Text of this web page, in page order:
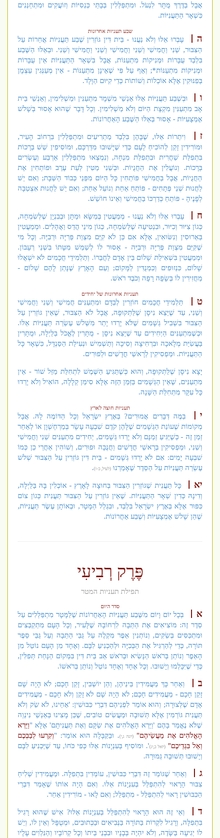
אֲבָל בַּדֶּרֶךְ מֻתָּר לִנְעֹל. וּמִתְפַּלְּלִין בְּבָתֵּי כְּנֵסִיּוֹת וְזוֹעֲקִים וּמִתְחַנְּנִים
כִּשְׁאָר הַתַּעֲנִיּוֹת.
שבע תעניות אחרונות
ה
עָבְרוּ אֵלּוּ וְלֹא נַעֲנוּ - בֵּית דִּין גּוֹזְרִין שֶׁבַע תַּעֲנִיּוֹת אֲחֵרוֹת עַל
הַצִּבּוּר, שֵׁנִי וַחֲמִישִׁי וְשֵׁנִי וַחֲמִישִׁי וְשֵׁנִי וַחֲמִישִׁי וְשֵׁנִי. וּבְאֵלּוּ הַשֶּׁבַע
בִּלְבַד עֻבָּרוֹת וּמְנִיקוֹת מִתְעַנּוֹת, אֲבָל בִּשְׁאָר הַתַּעֲנִיּוֹת אֵין עֻבָּרוֹת
וּמְנִיקוֹת מִתְעַנּוֹת*; וְאַף עַל פִּי שֶׁאֵינָן מִתְעַנּוֹת - אֵין מְעַנְּגִין עַצְמָן
בְּפִנּוּקִין אֶלָּא אוֹכְלוֹת וְשׁוֹתוֹת כְּדֵי קִיּוּם הַוָּלָד.
ו
וּבְשֶׁבַע תַּעֲנִיּוֹת אֵלּוּ אַנְשֵׁי מִשְׁמָר מִתְעַנִּין וּמַשְׁלִימִין, וְאַנְשֵׁי בֵּית
אָב מִתְעַנִּין מִקְצָת הַיּוֹם וְלֹא מַשְׁלִימִין. וְכָל דָּבָר שֶׁהוּא אָסוּר בְּשָׁלשׁ
אֶמְצָעִיּוֹת - אָסוּר בְּאֵלּוּ הַשֶּׁבַע הָאַחֲרוֹנוֹת.
ז
וִיתֵרוֹת אֵלּוּ, שֶׁבָּהֶן בִּלְבַד מַתְרִיעִים וּמִתְפַּלְּלִין בִּרְחוֹב הָעִיר,
וּמוֹרִידִין זָקֵן לְהוֹכִיחַ לָעָם כְּדֵי שֶׁיָּשׁוּבוּ מִדַּרְכָּם, וּמוֹסִיפִין שֵׁשׁ בְּרָכוֹת
בִּתְפִלַּת שַׁחֲרִית וּבִתְפִלַּת מִנְחָה, וְנִמְצְאוּ מִתְפַּלְּלִין אַרְבַּע וְעֶשְׂרִים
בְּרָכוֹת. וְנוֹעֲלִין אֶת הַחֲנֻיוֹת. וּבְשֵׁנִי מַטִּין לְעֵת עֶרֶב וּפוֹתְחִין אֶת
הַחֲנֻיוֹת, אֲבָל בַּחֲמִישִׁי פּוֹתְחִין כָּל הַיּוֹם מִפְּנֵי כְּבוֹד הַשַּׁבָּת; וְאִם יֵשׁ
לַחֲנוּת שְׁנֵי פְּתָחִים - פּוֹתֵחַ אַחַת וְנוֹעֵל אַחַת; וְאִם יֵשׁ לַחֲנוּת אִצְטַבָּה
לְפָנֶיהָ - פּוֹתֵחַ כְּדַרְכּוֹ בַּחֲמִישִׁי וְאֵינוֹ חוֹשֵׁשׁ.
ח
עָבְרוּ אֵלּוּ וְלֹא נַעֲנוּ - מְמַעֲטִין בְּמַשָּׂא וּמַתָּן וּבְבִנְיָן שֶׁלְּשִׂמְחָה,
כְּגוֹן צִיּוּר וְכִיּוּר, וּבִנְטִיעָה שֶׁלְּשִׂמְחָה, כְּגוֹן מִינֵי הֲדַס וַאֲהָלִים. וּמְמַעֲטִין
בְּאֵרוּסִין וְנִשּׂוּאִין, אֶלָּא אִם כֵּן לֹא קִיֵּם מִצְוַת פְּרִיָּה וּרְבִיָּה. וְכָל מִי
שֶׁקִּיֵּם מִצְוַת פְּרִיָּה וּרְבִיָּה - אָסוּר לוֹ לְשַׁמֵּשׁ מִטָּתוֹ בִּשְׁנֵי רְעָבוֹן.
וּמְמַעֲטִין בִּשְׁאִילַת שָׁלוֹם בֵּין אָדָם לַחֲבֵרוֹ. וְתַלְמִידֵי חֲכָמִים לֹא יִשְׁאֲלוּ
שָׁלוֹם, כִּנְזוּפִים וְכִמְנֻדִּין לַמָּקוֹם; וְעַם הָאָרֶץ שֶׁנָּתַן לָהֶם שָׁלוֹם -
מַחֲזִירִין לוֹ בְּשָׂפָה רָפָה וְכֹבֶד רֹאשׁ.
תעניות אחרונות של יחידים
ט
תַּלְמִידֵי חֲכָמִים חוֹזְרִין לְבַדָּם וּמִתְעַנִּים חֲמִישִׁי וְשֵׁנִי וַחֲמִישִׁי
וְשֵׁנִי, עַד שֶׁיֵּצֵא נִיסָן שֶׁלַּתְּקוּפָה, אֲבָל לֹא הַצִּבּוּר, שֶׁאֵין גּוֹזְרִין עַל
הַצִּבּוּר בִּשְׁבִיל גְּשָׁמִים שֶׁלֹּא יָרְדוּ יָתֵר מִשְּׁלשׁ עֶשְׂרֵה תַּעֲנִיּוֹת אֵלּוּ.
וּכְשֶׁמִּתְעַנִּים הַיְּחִידִים עַד שֶׁיֵּצֵא נִיסָן - מֻתָּרִין לֶאֱכֹל בַּלַּיְלָה, וּמֻתָּרִין
בַּעֲשִׂיַּת מְלָאכָה וּבִרְחִיצָה וְסִיכָה וְתַשְׁמִישׁ וּנְעִילַת הַסַּנְדָּל, כִּשְׁאָר כָּל
הַתַּעֲנִיּוֹת. וּמַפְסִיקִין לְרָאשֵׁי חֳדָשִׁים וּלְפוּרִים.
יָצָא נִיסָן שֶׁלַּתְּקוּפָה, וְהוּא כְּשֶׁתַּגִּיעַ הַשֶּׁמֶשׁ לִתְחִלַּת מַזַּל שׁוֹר - אֵין
מִתְעַנִּים, שֶׁאֵין הַגְּשָׁמִים בַּזְּמַן הַזֶּה אֶלָּא סִימַן קְלָלָה, הוֹאִיל וְלֹא יָרְדוּ
כָּל עִקָּר מִתְּחִלַּת הַשָּׁנָה.
תעניות חוצה לארץ
י
בַּמֶּה דְּבָרִים אֲמוּרִים? בְּאֶרֶץ יִשְׂרָאֵל וְכָל הַדּוֹמֶה לָהּ. אֲבָל
מְקוֹמוֹת שֶׁעוֹנַת הַגְּשָׁמִים שֶׁלָּהֶן קֹדֶם שִׁבְעָה עָשָׂר בְּמַרְחֶשְׁוָן אוֹ לְאַחַר
זְמַן זֶה - כְּשֶׁיַּגִּיעַ זְמַנָּם וְלֹא יָרְדוּ גְּשָׁמִים, יְחִידִים מִתְעַנִּים שֵׁנִי וַחֲמִישִׁי
וְשֵׁנִי, וּמַפְסִיקִין בְּרָאשֵׁי חֳדָשִׁים וַחֲנֻכָּה וּפוּרִים, וְשׁוֹהִין אַחֲרֵי כֵן כְּמוֹ
שִׁבְעָה יָמִים: אִם לֹא יָרְדוּ גְּשָׁמִים - בֵּית דִּין גּוֹזְרִין עַל הַצִּבּוּר שְׁלשׁ
עֶשְׂרֵה תַּעֲנִיּוֹת עַל הַסֵּדֶר שֶׁאָמַרְנוּ (לעיל, ב-ז).
יא
כָּל תַּעֲנִית שֶׁגּוֹזְרִין הַצִּבּוּר בְּחוּצָה לָאָרֶץ - אוֹכְלִין בָּהּ בַּלַּיְלָה,
וְדִינָהּ כְּדִין שְׁאָר הַתַּעֲנִיּוֹת. שֶׁאֵין גּוֹזְרִין עַל הַצִּבּוּר תַּעֲנִית כְּגוֹן צוֹם
כִּפּוּר אֶלָּא בְּאֶרֶץ יִשְׂרָאֵל בִּלְבַד, וּבִגְלַל הַמָּטָר, וּבְאוֹתָן עֶשֶׂר תַּעֲנִיּוֹת,
שֶׁהֵן שָׁלשׁ אֶמְצָעִיּוֹת וְשֶׁבַע אַחֲרוֹנוֹת.
פֶּרֶק רְבִיעִי
תפילת תעניות המטר
סדר היום
א
בְּכָל יוֹם וָיוֹם מִשֶּׁבַע תַּעֲנִיּוֹת הָאַחֲרוֹנוֹת שֶׁלַּמָּטָר מִתְפַּלְּלִים עַל
סֵדֶר זֶה: מוֹצִיאִים אֶת הַתֵּבָה לִרְחוֹבָהּ שֶׁלָּעִיר, וְכָל הָעָם מִתְקַבְּצִים
וּמִתְכַּסִּים בְּשַׂקִּים, וְנוֹתְנִין אֵפֶר מִקְלֶה עַל גַּבֵּי הַתֵּבָה וְעַל גַּבֵּי סֵפֶר
תּוֹרָה, כְּדֵי לְהַרְגִּיל אֶת הַבְּכִיָּה וּלְהַכְנִיעַ לִבָּם. וְאֶחָד מִן הָעָם נוֹטֵל מִן
הָאֵפֶר וְנוֹתֵן בְּרֹאשׁ הַנָּשִׂיא וּבְרֹאשׁ אַב בֵּית דִּין בִּמְקוֹם הַנָּחַת תְּפִלִּין,
כְּדֵי שֶׁיִּכָּלְמוּ וְיָשׁוּבוּ. וְכָל אֶחָד וְאֶחָד נוֹטֵל וְנוֹתֵן בְּרֹאשׁוֹ.
ב
וְאַחַר כָּךְ מַעֲמִידִין בֵּינֵיהֶן, וְהֵן יוֹשְׁבִין, זָקֵן חָכָם; לֹא הָיָה שָׁם
זָקֵן חָכָם - מַעֲמִידִים חָכָם; לֹא הָיָה שָׁם לֹא זָקֵן וְלֹא חָכָם - מַעֲמִידִים
אָדָם שֶׁלְּצוּרָה; וְהוּא אוֹמֵר לִפְנֵיהֶם דִּבְרֵי כִּבּוּשִׁין: 'אַחֵינוּ, לֹא שַׂק וְלֹא
תַּעֲנִית גּוֹרְמִין אֶלָּא תְּשׁוּבָה וּמַעֲשִׂים טוֹבִים, שֶׁכֵּן מָצִינוּ בְּאַנְשֵׁי נִינְוֵה
שֶׁלֹּא נֶאֱמַר בָּהֶם 'וַיַּרְא הָאֱלֹהִים אֶת שַׂקָּם וְאֶת תַּעֲנִיתָם' אֶלָּא "וַיַּרְא
הָאֱלֹהִים אֶת מַעֲשֵׂיהֶם"
(יונה ג,י). וּבַקַּבָּלָה הוּא אוֹמֵר: "וְקִרְעוּ לְבַבְכֶם
וְאַל בִּגְדֵיכֶם"
(יואל ב,יג)'. וּמוֹסִיף בְּעִנְיָנוֹת אֵלּוּ כְּפִי כֹּחוֹ, עַד שֶׁיַּכְנִיעַ לִבָּם
וְיָשׁוּבוּ תְּשׁוּבָה גְּמוּרָה.
ג
וְאַחַר שֶׁגּוֹמֵר זֶה דִּבְרֵי כִּבּוּשִׁין, עוֹמְדִין בִּתְפִלָּה. וּמַעֲמִידִין שְׁלִיחַ
צִבּוּר הָרָאוּי לְהִתְפַּלֵּל בְּעִנְיָנוֹת אֵלּוּ. וְאִם הָיָה אוֹתוֹ שֶׁאָמַר דִּבְרֵי
הַכִּבּוּשִׁין רָאוּי לְהִתְפַּלֵּל - מִתְפַּלֵּל; וְאִם לָאו - מוֹרִידִין אַחֵר.
ד
וְאֵי זֶה הוּא הָרָאוּי לְהִתְפַּלֵּל בְּעִנְיָנוֹת אֵלּוּ? אִישׁ שֶׁהוּא רָגִיל
בִּתְפִלָּה, וְרָגִיל לִקְרוֹת בַּתּוֹרָה בַּנְּבִיאִים וּבַכְּתוּבִים, וּמְטֻפָּל וְאֵין לוֹ, וְיֵשׁ
לוֹ יְגִיעָה בַּשָּׂדֶה, וְלֹא יִהְיֶה בְּבָנָיו וּבִבְנֵי בֵּיתוֹ וְכָל קְרוֹבָיו וְהַנִּלְוִים עָלָיו